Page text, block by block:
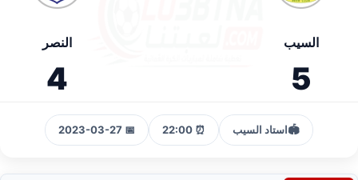
السيب
5
النصر
4
🏟️استاد السيب ⏰ 22:00
📅 2023-03-27